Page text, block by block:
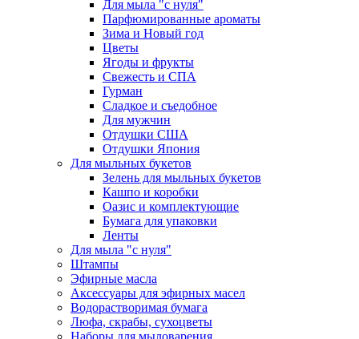
Для мыла "с нуля"
Парфюмированные ароматы
Зима и Новый год
Цветы
Ягоды и фрукты
Свежесть и СПА
Гурман
Сладкое и съедобное
Для мужчин
Отдушки США
Отдушки Япония
Для мыльных букетов
Зелень для мыльных букетов
Кашпо и коробки
Оазис и комплектующие
Бумага для упаковки
Ленты
Для мыла "с нуля"
Штампы
Эфирные масла
Аксессуары для эфирных масел
Водорастворимая бумага
Люфа, скрабы, сухоцветы
Наборы для мыловарения